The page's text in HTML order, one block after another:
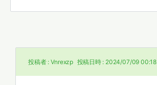
投稿者 : Vnrexzp 投稿日時 : 2024/07/09 00:18